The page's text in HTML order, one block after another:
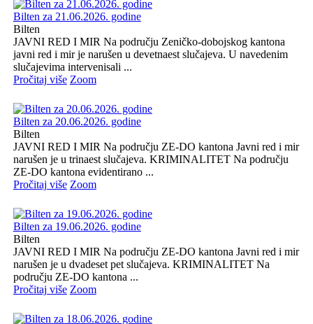
Bilten za 21.06.2026. godine
Bilten
JAVNI RED I MIR Na području Zeničko-dobojskog kantona
javni red i mir je narušen u devetnaest slučajeva. U navedenim
slučajevima intervenisali ...
Pročitaj više Zoom
Bilten za 20.06.2026. godine
Bilten
JAVNI RED I MIR Na području ZE-DO kantona Javni red i mir
narušen je u trinaest slučajeva. KRIMINALITET Na području
ZE-DO kantona evidentirano ...
Pročitaj više Zoom
Bilten za 19.06.2026. godine
Bilten
JAVNI RED I MIR Na području ZE-DO kantona Javni red i mir
narušen je u dvadeset pet slučajeva. KRIMINALITET Na
području ZE-DO kantona ...
Pročitaj više Zoom